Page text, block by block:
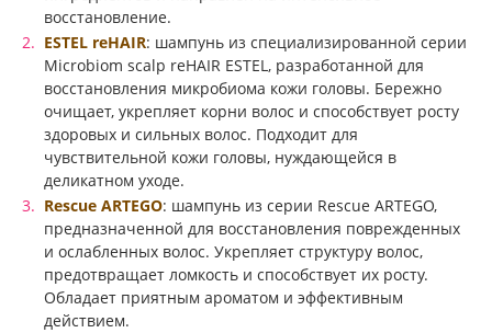
восстановление.
ESTEL reHAIR: шампунь из специализированной серии
Microbiom scalp reHAIR ESTEL, разработанной для
восстановления микробиома кожи головы. Бережно
очищает, укрепляет корни волос и способствует росту
здоровых и сильных волос. Подходит для
чувствительной кожи головы, нуждающейся в
деликатном уходе.
Rescue ARTEGO: шампунь из серии Rescue ARTEGO,
предназначенной для восстановления поврежденных
и ослабленных волос. Укрепляет структуру волос,
предотвращает ломкость и способствует их росту.
Обладает приятным ароматом и эффективным
действием.